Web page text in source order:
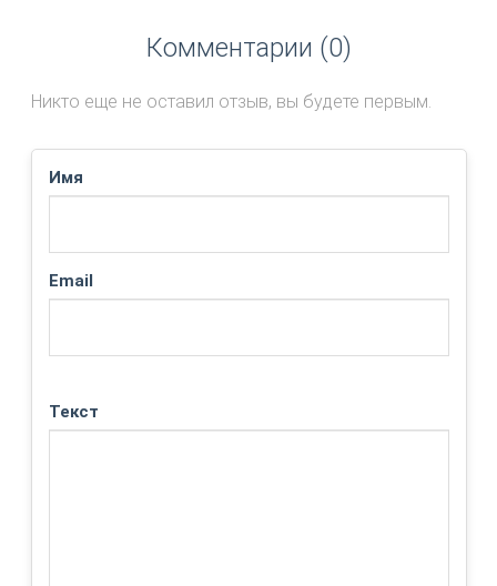
Комментарии (0)
Никто еще не оставил отзыв, вы будете первым.
Имя
Email
Текст